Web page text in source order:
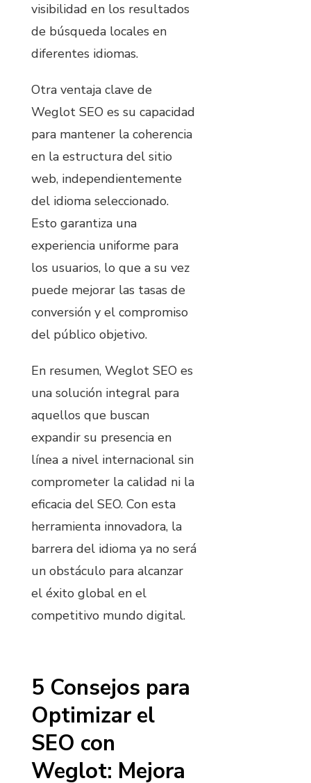
visibilidad en los resultados
de búsqueda locales en
diferentes idiomas.
Otra ventaja clave de
Weglot SEO es su capacidad
para mantener la coherencia
en la estructura del sitio
web, independientemente
del idioma seleccionado.
Esto garantiza una
experiencia uniforme para
los usuarios, lo que a su vez
puede mejorar las tasas de
conversión y el compromiso
del público objetivo.
En resumen, Weglot SEO es
una solución integral para
aquellos que buscan
expandir su presencia en
línea a nivel internacional sin
comprometer la calidad ni la
eficacia del SEO. Con esta
herramienta innovadora, la
barrera del idioma ya no será
un obstáculo para alcanzar
el éxito global en el
competitivo mundo digital.
5 Consejos para
Optimizar el
SEO con
Weglot: Mejora